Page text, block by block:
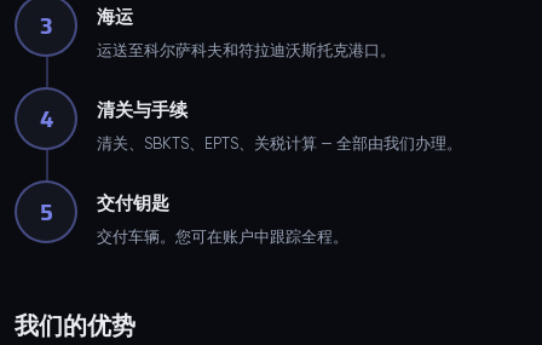
3 海运
运送至科尔萨科夫和符拉迪沃斯托克港口。
4 清关与手续
清关、SBKTS、EPTS、关税计算 — 全部由我们办理。
5 交付钥匙
交付车辆。您可在账户中跟踪全程。
我们的优势